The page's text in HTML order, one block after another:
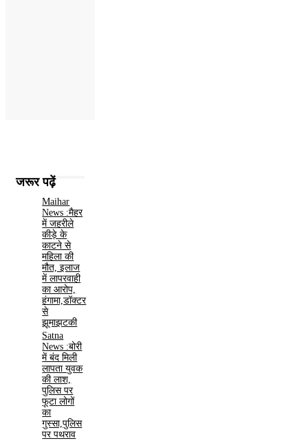
जरूर पढ़ें
Maihar
News :मैहर
में जहरीले
कीड़े के
काटने से
महिला की
मौत, इलाज
में लापरवाही
का आरोप,
हंगामा,डॉक्टर
से
झूमाझटकी
Satna
News :बोरी
में बंद मिली
लापता युवक
की लाश,
पुलिस पर
फूटा लोगों
का
गुस्सा,पुलिस
पर पथराव